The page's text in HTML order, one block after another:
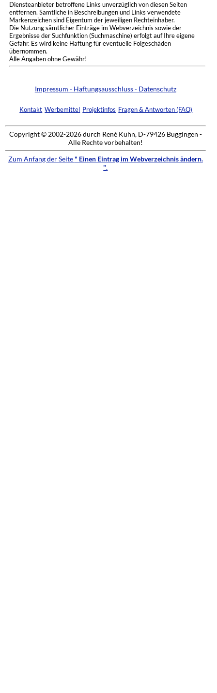
Diensteanbieter betroffene Links unverzüglich von diesen Seiten
entfernen. Sämtliche in Beschreibungen und Links verwendete
Markenzeichen sind Eigentum der jeweiligen Rechteinhaber.
Die Nutzung sämtlicher Einträge im Webverzeichnis sowie der
Ergebnisse der Suchfunktion (Suchmaschine) erfolgt auf Ihre eigene
Gefahr. Es wird keine Haftung für eventuelle Folgeschäden
übernommen.
Alle Angaben ohne Gewähr!
Impressum - Haftungsausschluss - Datenschutz
Kontakt Werbemittel Projektinfos Fragen & Antworten (FAQ)
Copyright © 2002-2026 durch René Kühn, D-79426 Buggingen -
Alle Rechte vorbehalten!
Zum Anfang der Seite " Einen Eintrag im Webverzeichnis ändern.
".